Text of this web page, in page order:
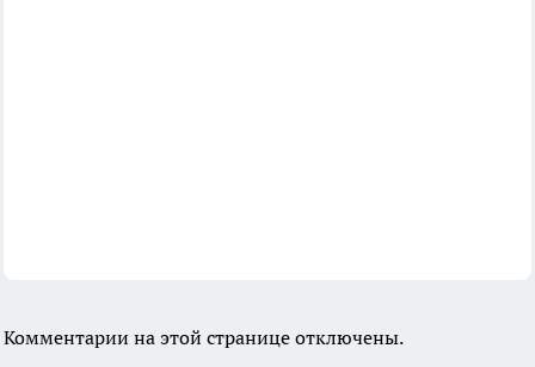
Комментарии на этой странице отключены.